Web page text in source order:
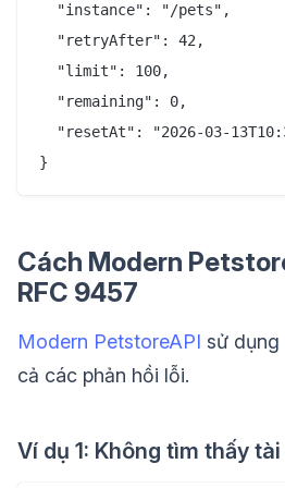
  "instance": "/pets",
  "retryAfter": 42,
  "limit": 100,
  "remaining": 0,
"resetAt": "2026-03-
Cách Modern
RFC 9457
Modern PetstoreAPI sử dụng
cả các phản hồi lỗi.
Ví dụ 1: Không tìm thấy